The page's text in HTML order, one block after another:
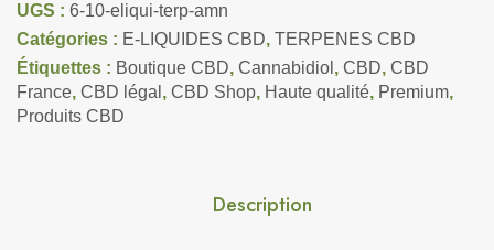
UGS : 6-10-eliqui-terp-amn
Catégories : E-LIQUIDES CBD, TERPENES CBD
Étiquettes : Boutique CBD, Cannabidiol , CBD, CBD
France, CBD légal , CBD Shop, Haute qualité, Premium,
Produits CBD
Description